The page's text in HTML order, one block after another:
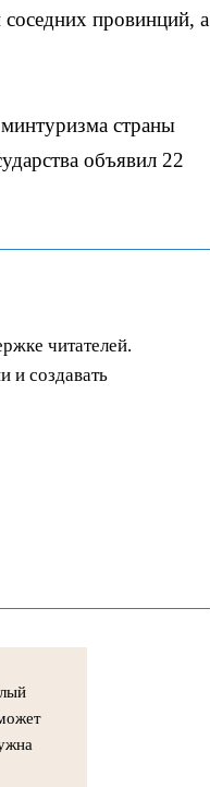
провинций, а
страны
объявил 22
читателей.
и создавать